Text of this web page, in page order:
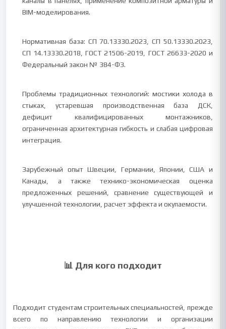
BIM-моделирования.
Нормативная база: СП 70.13330.2023, СП 50.13330.2023,
СП 14.13330.2018, ГОСТ 21506-2019, ГОСТ 26633-2020 и
Федеральный закон № 384-ФЗ.
Проблемы традиционных технологий: мостики холода в
стыках, устаревшая производственная база ДСК,
дефицит квалифицированных монтажников,
ограниченная архитектурная гибкость и слабая цифровая
интеграция.
Зарубежный опыт Швеции, Германии, Японии, США и
Канады, а также технико-экономическая оценка
предложенных решений, сравнение существующей и
улучшенной технологии, расчет эффекта и окупаемости.
📊 Для кого подходит
Подходит студентам строительных специальностей, прежде
всего по направлению технологии и организации